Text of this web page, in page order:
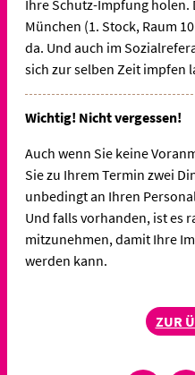
Ihre Schutz-Impfung
München (1. Stock, Raum
da. Und auch im
sich zur selben Zeit impfen
Wichtig! Nicht vergessen!
Auch wenn Sie keine
Sie zu Ihrem Termin zwei
unbedingt an Ihren
Und falls vorhanden, ist es
mitzunehmen, damit Ihre
werden kann.
ZUR